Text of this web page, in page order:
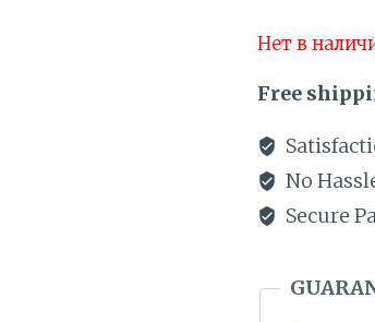
Нет в
Free
No
Secure